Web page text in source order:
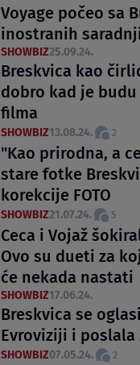
Voyage počeo sa
inostranih
SHOWBIZ25.09.24.
Breskvica kao
dobro kad je
filma
SHOWBIZ13.08.24. 2
"Kao prirodna, a
stare fotke
korekcije FOTO
SHOWBIZ21.07.24. 5
Ceca i Vojaž
Ovo su dueti za
će nekada nastati
SHOWBIZ17.06.24.
Breskvica se
Evroviziji i poslala
SHOWBIZ07.05.24. 2